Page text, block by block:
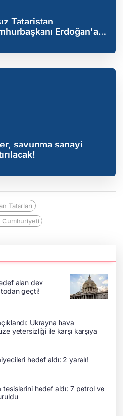
Tataristan
Erdoğan'a
savunma sanayi
Tatarları
Cumhuriyeti
alan dev
geçti!
Ukrayna hava
yetersizliği ile karşı karşıya
hedef aldı: 2 yaralı!
tesislerini hedef aldı: 7 petrol ve